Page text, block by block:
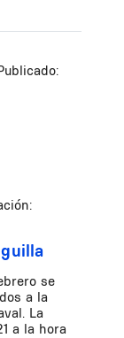
se
a la
La
a la hora